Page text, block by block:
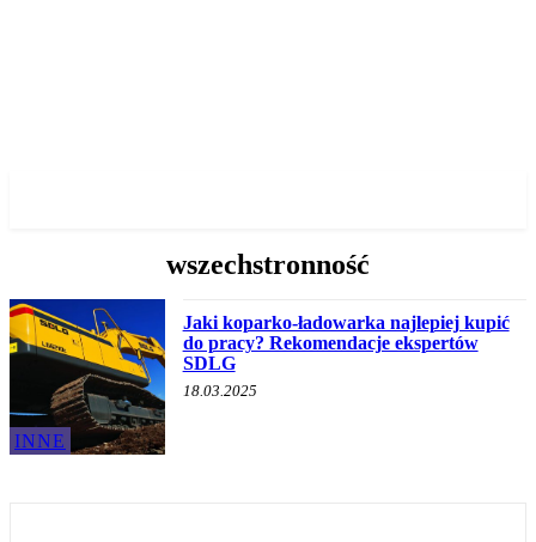
wszechstronność
INNE
Jaki koparko-ładowarka najlepiej kupić
do pracy? Rekomendacje ekspertów
SDLG
18.03.2025